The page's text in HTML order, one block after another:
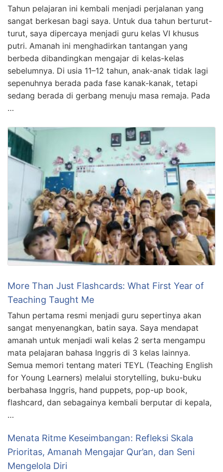
Tahun pelajaran ini kembali menjadi perjalanan yang
sangat berkesan bagi saya. Untuk dua tahun berturut-
turut, saya dipercaya menjadi guru kelas VI khusus
putri. Amanah ini menghadirkan tantangan yang
berbeda dibandingkan mengajar di kelas-kelas
sebelumnya. Di usia 11–12 tahun, anak-anak tidak lagi
sepenuhnya berada pada fase kanak-kanak, tetapi
sedang berada di gerbang menuju masa remaja. Pada
…
More Than Just Flashcards: What First Year of
Teaching Taught Me
Tahun pertama resmi menjadi guru sepertinya akan
sangat menyenangkan, batin saya. Saya mendapat
amanah untuk menjadi wali kelas 2 serta mengampu
mata pelajaran bahasa Inggris di 3 kelas lainnya.
Semua memori tentang materi TEYL (Teaching English
for Young Learners) melalui storytelling, buku-buku
berbahasa Inggris, hand puppets, pop-up book,
flashcard, dan sebagainya kembali berputar di kepala,
…
Menata Ritme Keseimbangan: Refleksi Skala
Prioritas, Amanah Mengajar Qur’an, dan Seni
Mengelola Diri